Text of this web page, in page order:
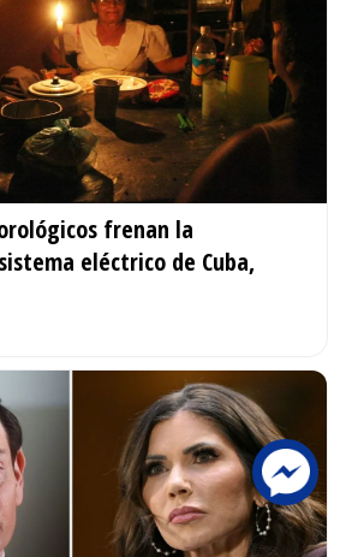
frenan la
eléctrico de Cuba,